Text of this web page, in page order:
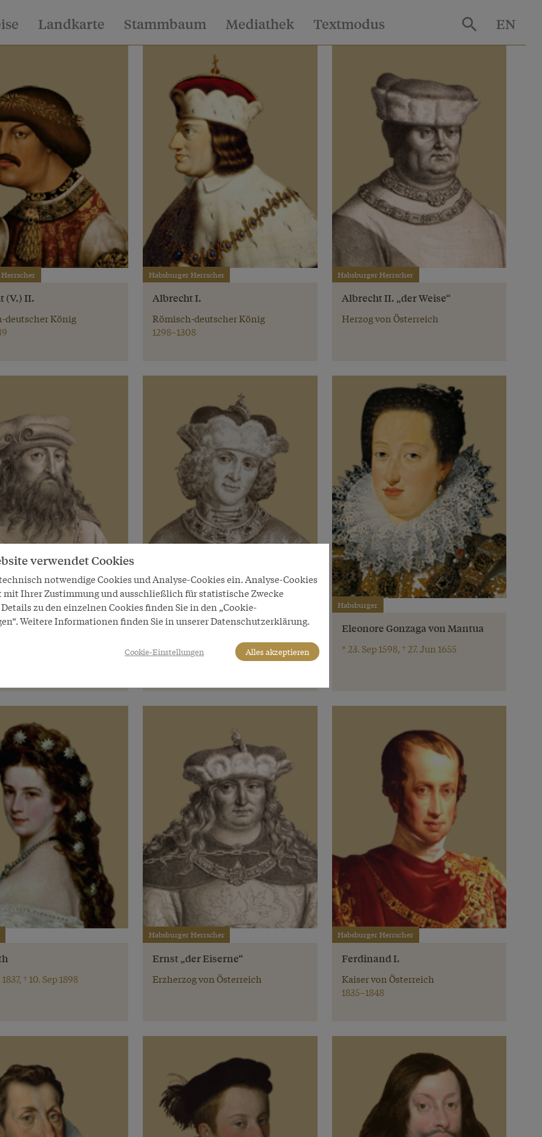
Landkarte Stammbaum Mediathek Textmodus EN
(V.) II.
deutscher König
Habsburger Herrscher
Albrecht I.
Römisch-deutscher König
1298–1308
Habsburger Herrscher
Albrecht II. „der Weise“
Herzog von Österreich
IV. „der Geduldige“
Habsburger Herrscher
Albrecht VI. „der Freigiebige“
Erzherzog von Österreich
Habsburger
Eleonore Gonzaga von Mantua
* 23. Sep 1598, † 27. Jun 1655
† 10. Sep 1898
Habsburger Herrscher
Ernst „der Eiserne“
Erzherzog von Österreich
Habsburger Herrscher
Ferdinand I.
Kaiser von Österreich
1835–1848
verwendet Cookies
notwendige Cookies und Analyse-Cookies ein. Analyse-Cookies
mit Ihrer Zustimmung und ausschließlich für statistische Zwecke
zu den einzelnen Cookies finden Sie in den „Cookie-
Weitere Informationen finden Sie in unserer Datenschutzerklärung.
Cookie-Einstellungen Alles akzeptieren